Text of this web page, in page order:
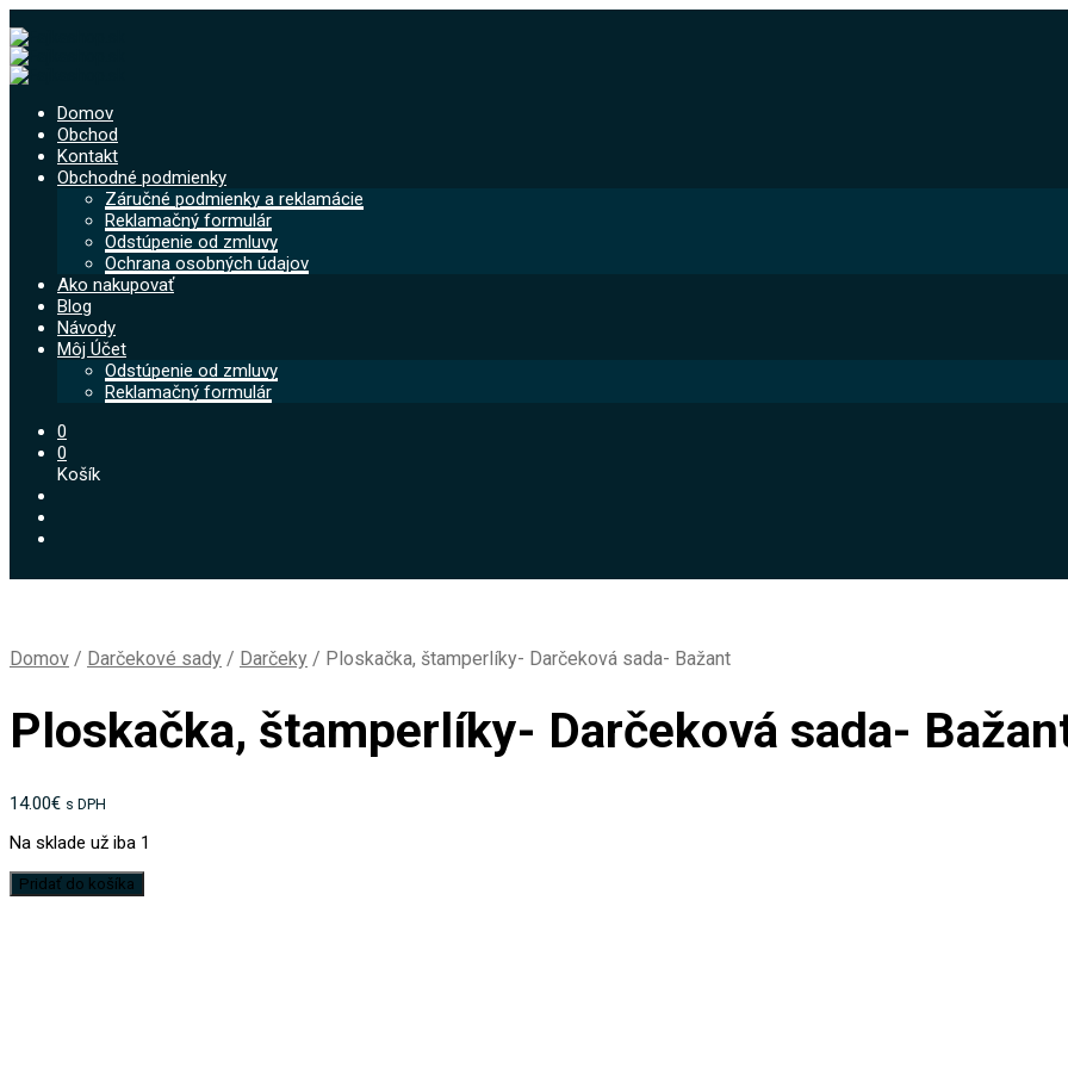
Domov
Obchod
Kontakt
Obchodné podmienky
Záručné podmienky a reklamácie
Reklamačný formulár
Odstúpenie od zmluvy
Ochrana osobných údajov
Ako nakupovať
Blog
Návody
Môj Účet
Odstúpenie od zmluvy
Reklamačný formulár
0
0
Košík
Domov / Darčekové sady / Darčeky / Ploskačka, štamperlíky- Darčeková sada- Bažant
Ploskačka, štamperlíky- Darčeková sada-
14.00€ s DPH
Na sklade už iba 1
množstvo
Ploskačka,
Pridať do košíka